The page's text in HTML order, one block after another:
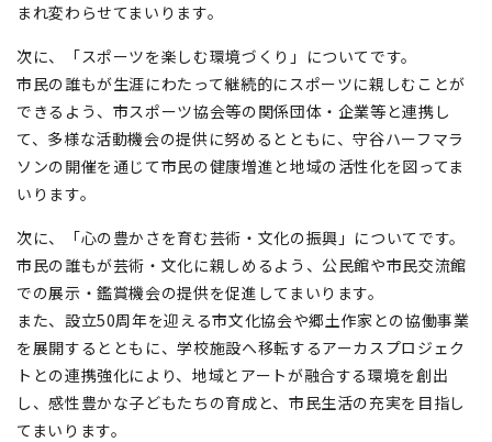
まれ変わらせてまいります。
次に、「スポーツを楽しむ環境づくり」についてです。
市民の誰もが生涯にわたって継続的にスポーツに親しむことが
できるよう、市スポーツ協会等の関係団体・企業等と連携し
て、多様な活動機会の提供に努めるとともに、守谷ハーフマラ
ソンの開催を通じて市民の健康増進と地域の活性化を図ってま
いります。
次に、「心の豊かさを育む芸術・文化の振興」についてです。
市民の誰もが芸術・文化に親しめるよう、公民館や市民交流館
での展示・鑑賞機会の提供を促進してまいります。
また、設立50周年を迎える市文化協会や郷土作家との協働事業
を展開するとともに、学校施設へ移転するアーカスプロジェク
トとの連携強化により、地域とアートが融合する環境を創出
し、感性豊かな子どもたちの育成と、市民生活の充実を目指し
てまいります。